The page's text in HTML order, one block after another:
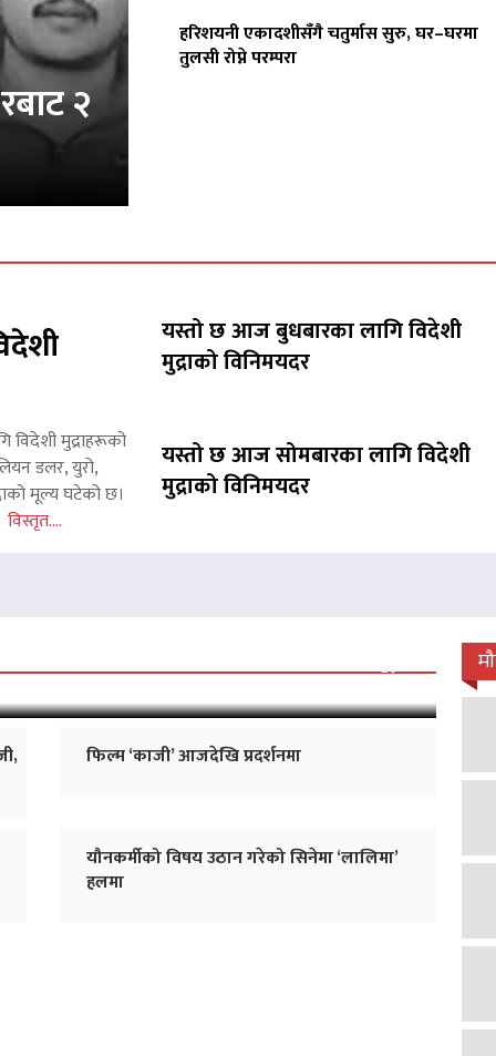
२
हरिशयनी एकादशीसँगै चतुर्मास सुरु, घर–घरमा
तुलसी रोप्ने परम्परा
विदेशी मुद्राहरूको
डलर, युरो,
मूल्य घटेको छ।
विस्तृत....
यस्तो छ आज बुधबारका लागि विदेशी
मुद्राको विनिमयदर
यस्तो छ आज सोमबारका लागि विदेशी
मुद्राको विनिमयदर
फिल्म ‘काजी’ आजदेखि प्रदर्शनमा
यौनकर्मीको विषय उठान गरेको सिनेमा ‘लालिमा’
हलमा